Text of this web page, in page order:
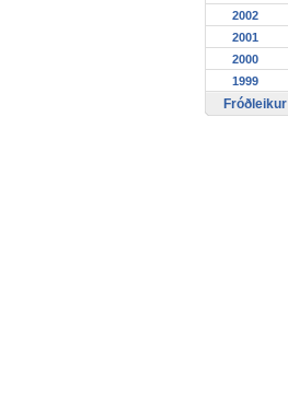
2002
2001
2000
1999
Fróðleikur